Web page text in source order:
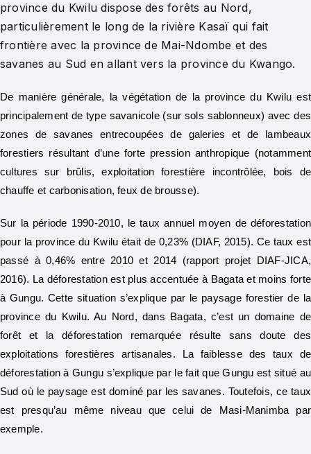
province du Kwilu dispose des forêts au Nord,
particulièrement le long de la rivière Kasaï qui fait
frontière avec la province de Mai-Ndombe et des
savanes au Sud en allant vers la province du Kwango.
De manière générale, la végétation de la province du Kwilu est
principalement de type savanicole (sur sols sablonneux) avec des
zones de savanes entrecoupées de galeries et de lambeaux
forestiers résultant d’une forte pression anthropique (notamment
cultures sur brûlis, exploitation forestière incontrôlée, bois de
chauffe et carbonisation, feux de brousse).
Sur la période 1990-2010, le taux annuel moyen de déforestation
pour la province du Kwilu était de 0,23% (DIAF, 2015). Ce taux est
passé à 0,46% entre 2010 et 2014 (rapport projet DIAF-JICA,
2016). La déforestation est plus accentuée à Bagata et moins forte
à Gungu. Cette situation s’explique par le paysage forestier de la
province du Kwilu. Au Nord, dans Bagata, c’est un domaine de
forêt et la déforestation remarquée résulte sans doute des
exploitations forestières artisanales. La faiblesse des taux de
déforestation à Gungu s’explique par le fait que Gungu est situé au
Sud où le paysage est dominé par les savanes. Toutefois, ce taux
est presqu’au même niveau que celui de Masi-Manimba par
exemple.